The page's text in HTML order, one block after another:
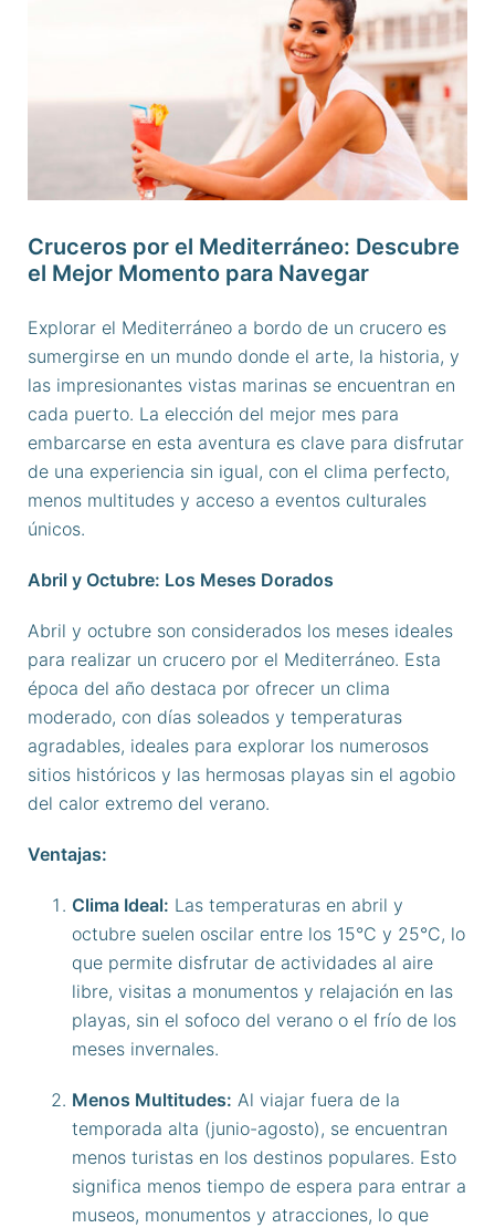
Cruceros por el Mediterráneo: Descubre
el Mejor Momento para Navegar
Explorar el Mediterráneo a bordo de un crucero es
sumergirse en un mundo donde el arte, la historia, y
las impresionantes vistas marinas se encuentran en
cada puerto. La elección del mejor mes para
embarcarse en esta aventura es clave para disfrutar
de una experiencia sin igual, con el clima perfecto,
menos multitudes y acceso a eventos culturales
únicos.
Abril y Octubre: Los Meses Dorados
Abril y octubre son considerados los meses ideales
para realizar un crucero por el Mediterráneo. Esta
época del año destaca por ofrecer un clima
moderado, con días soleados y temperaturas
agradables, ideales para explorar los numerosos
sitios históricos y las hermosas playas sin el agobio
del calor extremo del verano.
Ventajas:
Clima Ideal: Las temperaturas en abril y
octubre suelen oscilar entre los 15°C y 25°C, lo
que permite disfrutar de actividades al aire
libre, visitas a monumentos y relajación en las
playas, sin el sofoco del verano o el frío de los
meses invernales.
Menos Multitudes: Al viajar fuera de la
temporada alta (junio-agosto), se encuentran
menos turistas en los destinos populares. Esto
significa menos tiempo de espera para entrar a
museos, monumentos y atracciones, lo que